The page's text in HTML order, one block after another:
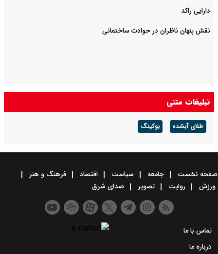
دارایی راکد
نقش پنهان ناظران در حوادث ساختمانی
تبلیغات متنی
طلای آبشده بوکینگ
صفحه نخست جامعه سیاست اقتصاد
فرهنگ و هنر
ورزش
روایت تصویر صدای شرق
تماس با ما
درباره ما